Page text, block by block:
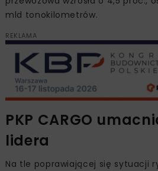
mld tonokilometrów.
REKLAMA
PKP CARGO
lidera
Na tle poprawiającej się sytuacji